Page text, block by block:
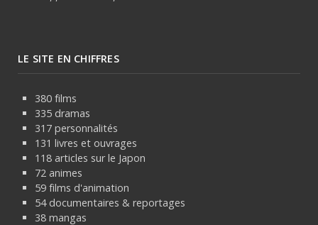
LE SITE EN CHIFFRES
380 films
335 dramas
317 personnalités
131 livres et ouvrages
118 articles sur le Japon
72 animes
59 films d'animation
54 documentaires & reportages
38 mangas